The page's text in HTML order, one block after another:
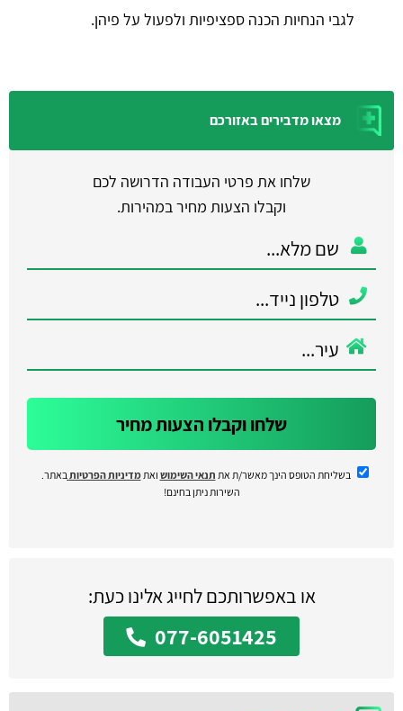
לגבי הנחיות הכנה ספציפיות ולפעול על פיהן.
מצאו מדבירים באזורכם
שלחו את פרטי העבודה הדרושה לכם
וקבלו הצעות מחיר במהירות.
שלחו וקבלו הצעות מחיר
בשליחת הטופס הינך מאשר/ת את תנאי השימוש ואתמדיניות הפרטיותבאתר.
השירות ניתן בחינם!
או באפשרותכם לחייג אלינו כעת:
077-6051425